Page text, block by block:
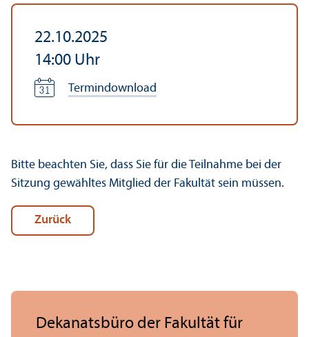
22.10.2025
14:00 Uhr
Termindownload
Bitte beachten Sie, dass Sie für die Teilnahme bei der
Sitzung gewähltes Mitglied der Fakultät sein müssen.
Zurück
Dekanatsbüro der Fakultät für